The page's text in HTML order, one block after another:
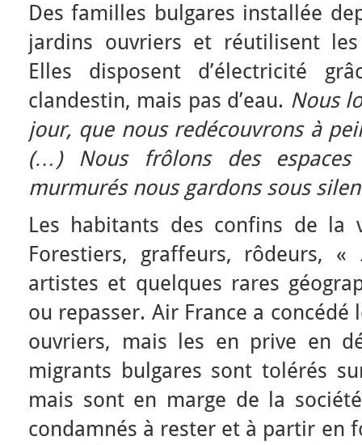
Des familles bulgares installée
jardins ouvriers et réutilisent les
Elles disposent d’électricité
clandestin, mais pas d’eau. Nous
jour, que nous redécouvrons à
(…) Nous frôlons des espaces
murmurés nous gardons sous
Les habitants des confins de la
Forestiers, graffeurs, rôdeurs, «
artistes et quelques rares
ou repasser. Air France a concédé
ouvriers, mais les en prive en
migrants bulgares sont tolérés
mais sont en marge de la
condamnés à rester et à partir en